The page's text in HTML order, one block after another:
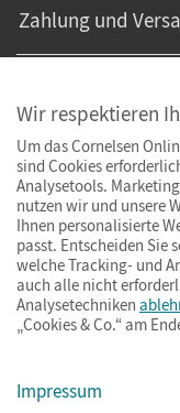
Zahlung und
© Cornelsen Verlag 2026
ImpressumAGB
Wir respektieren
Um das Cornelsen
sind Cookies
Analysetools.
nutzen wir und unsere
Ihnen personalisierte
passt. Entscheiden Sie
welche Tracking- und
auch alle nicht
Analysetechniken
„Cookies & Co.“ am
Impressum